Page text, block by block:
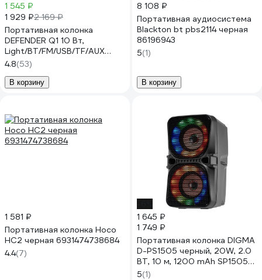
1 545 ₽
1 929 ₽2 169 ₽
Портативная колонка
DEFENDER Q1 10 Вт,
Light/BT/FM/USB/TF/AUX
65301
4.8(53)
В корзину
8 108 ₽
Портативная аудиосистема
Blackton bt pbs2114 черная
86196943
5(1)
В корзину
1 581 ₽
Портативная колонка Hoco
HC2 черная 6931474738684
4.4(7)
1 645 ₽
1 749 ₽
Портативная колонка DIGMA
D-PS1505 черный, 20W, 2.0
BT, 10 м, 1200 mAh SP1505B
1793622
5(1)